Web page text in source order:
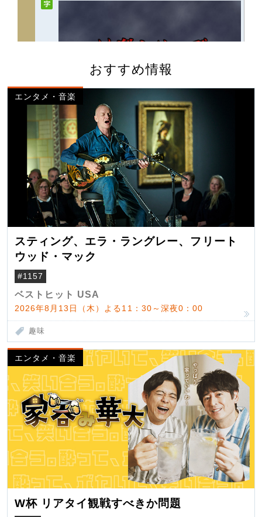
おすすめ情報
エンタメ・音楽
スティング、エラ・ラングレー、フリート
ウッド・マック
#1157
ベストヒット USA
2026年8月13日（木）よる11：30～深夜0：00
趣味
エンタメ・音楽
W杯 リアタイ観戦すべきか問題